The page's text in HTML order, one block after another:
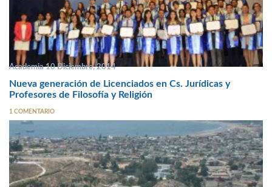
Academia 10 Diciembre, 2014
Nueva generación de Licenciados en Cs. Jurídicas y
Profesores de Filosofía y Religión
1 COMENTARIO